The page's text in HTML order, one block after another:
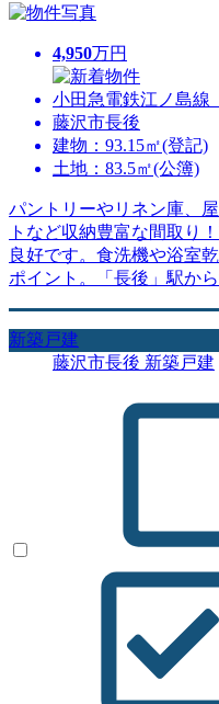
4,950万円
小田急電鉄江ノ島
藤沢市長後
建物：93.15㎡(登記)
土地：83.5㎡(公簿)
パントリーやリネン庫、
トなど収納豊富な間取り
良好です。食洗機や浴室
ポイント。「長後」駅から
新築戸建
藤沢市長後 新築戸建